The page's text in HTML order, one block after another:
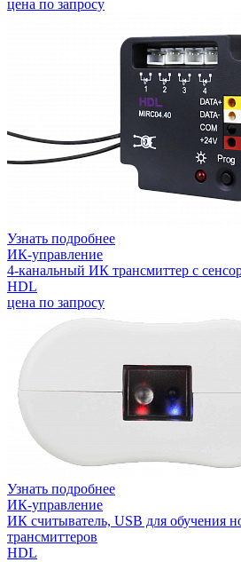
цена по запросу
Узнать подробнее
ИК-управление
4-канальный ИК трансмиттер с
HDL
цена по запросу
Узнать подробнее
ИК-управление
ИК считыватель, USB для обучения
трансмиттеров
HDL